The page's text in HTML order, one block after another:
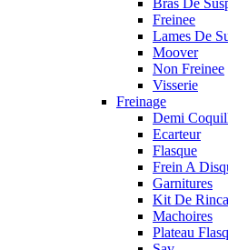
Bras De
Freinee
Lames De
Moover
Non Freinee
Visserie
Freinage
Demi
Ecarteur
Flasque
Frein A
Garnitures
Kit De
Machoires
Plateau